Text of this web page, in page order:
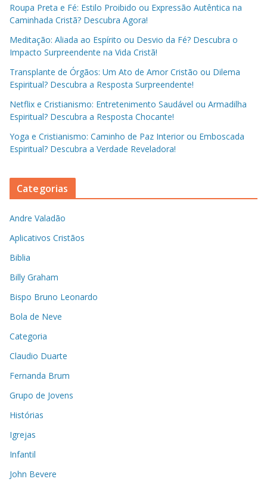
Roupa Preta e Fé: Estilo Proibido ou Expressão Autêntica na
Caminhada Cristã? Descubra Agora!
Meditação: Aliada ao Espírito ou Desvio da Fé? Descubra o
Impacto Surpreendente na Vida Cristã!
Transplante de Órgãos: Um Ato de Amor Cristão ou Dilema
Espiritual? Descubra a Resposta Surpreendente!
Netflix e Cristianismo: Entretenimento Saudável ou Armadilha
Espiritual? Descubra a Resposta Chocante!
Yoga e Cristianismo: Caminho de Paz Interior ou Emboscada
Espiritual? Descubra a Verdade Reveladora!
Categorias
Andre Valadão
Aplicativos Cristãos
Biblia
Billy Graham
Bispo Bruno Leonardo
Bola de Neve
Categoria
Claudio Duarte
Fernanda Brum
Grupo de Jovens
Histórias
Igrejas
Infantil
John Bevere